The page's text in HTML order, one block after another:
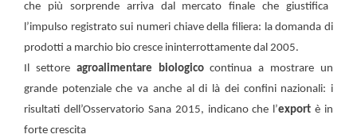
che più sorprende arriva dal mercato finale che giustifica
l’impulso registrato sui numeri chiave della filiera: la domanda di
prodotti a marchio bio cresce ininterrottamente dal 2005.
Il settore agroalimentare biologicocontinua a mostrare un
grande potenziale che va anche al di là dei confini nazionali: i
risultati dell’Osservatorio Sana 2015, indicano che l’export è in
forte crescita